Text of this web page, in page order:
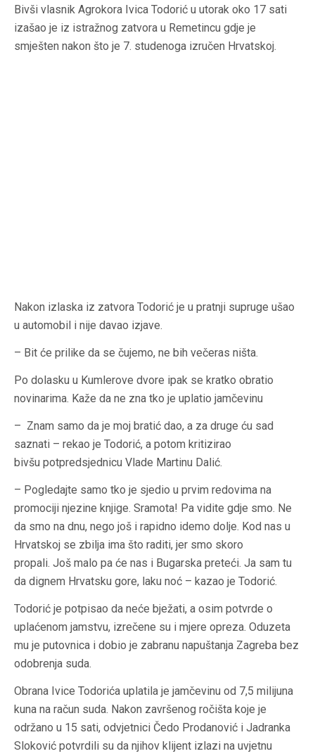
Bivši vlasnik Agrokora Ivica Todorić u utorak oko 17 sati
izašao je iz istražnog zatvora u Remetincu gdje je
smješten nakon što je 7. studenoga izručen Hrvatskoj.
Nakon izlaska iz zatvora Todorić je u pratnji supruge ušao
u automobil i nije davao izjave.
– Bit će prilike da se čujemo, ne bih večeras ništa.
Po dolasku u Kumlerove dvore ipak se kratko obratio
novinarima. Kaže da ne zna tko je uplatio jamčevinu
– Znam samo da je moj bratić dao, a za druge ću sad
saznati – rekao je Todorić, a potom kritizirao
bivšu potpredsjednicu Vlade Martinu Dalić.
– Pogledajte samo tko je sjedio u prvim redovima na
promociji njezine knjige. Sramota! Pa vidite gdje smo. Ne
da smo na dnu, nego još i rapidno idemo dolje. Kod nas u
Hrvatskoj se zbilja ima što raditi, jer smo skoro
propali. Još malo pa će nas i Bugarska preteći. Ja sam tu
da dignem Hrvatsku gore, laku noć – kazao je Todorić.
Todorić je potpisao da neće bježati, a osim potvrde o
uplaćenom jamstvu, izrečene su i mjere opreza. Oduzeta
mu je putovnica i dobio je zabranu napuštanja Zagreba bez
odobrenja suda.
Obrana Ivice Todorića uplatila je jamčevinu od 7,5 milijuna
kuna na račun suda. Nakon završenog ročišta koje je
održano u 15 sati, odvjetnici Čedo Prodanović i Jadranka
Sloković potvrdili su da njihov klijent izlazi na uvjetnu